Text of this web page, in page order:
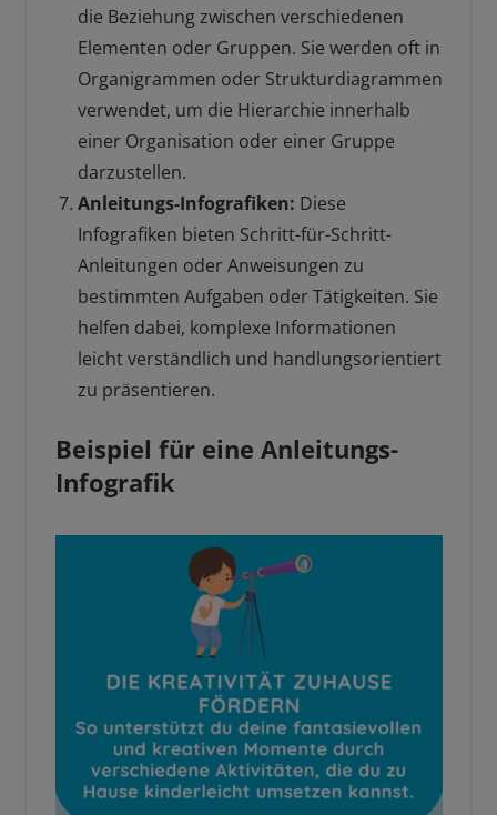
die Beziehung zwischen verschiedenen
Elementen oder Gruppen. Sie werden oft in
Organigrammen oder Strukturdiagrammen
verwendet, um die Hierarchie innerhalb
einer Organisation oder einer Gruppe
darzustellen.
Anleitungs-Infografiken: Diese
Infografiken bieten Schritt-für-Schritt-
Anleitungen oder Anweisungen zu
bestimmten Aufgaben oder Tätigkeiten. Sie
helfen dabei, komplexe Informationen
leicht verständlich und handlungsorientiert
zu präsentieren.
Beispiel für eine Anleitungs-
Infografik